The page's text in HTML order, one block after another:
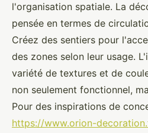
l'organisation spatiale. La
pensée en termes de
Créez des sentiers pour
des zones selon leur usage.
variété de textures et de
non seulement fonctionnel,
Pour des inspirations de
https://www.orion-